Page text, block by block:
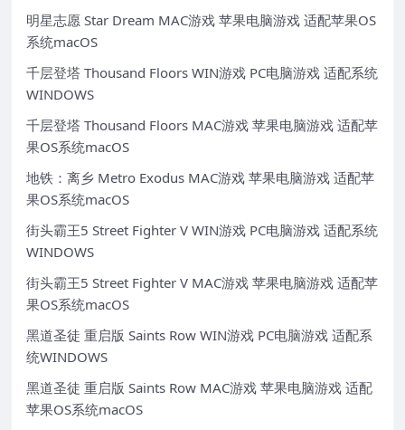
明星志愿 Star Dream MAC游戏 苹果电脑游戏 适配苹果OS
系统macOS
千层登塔 Thousand Floors WIN游戏 PC电脑游戏 适配系统
WINDOWS
千层登塔 Thousand Floors MAC游戏 苹果电脑游戏 适配苹
果OS系统macOS
地铁：离乡 Metro Exodus MAC游戏 苹果电脑游戏 适配苹
果OS系统macOS
街头霸王5 Street Fighter V WIN游戏 PC电脑游戏 适配系统
WINDOWS
街头霸王5 Street Fighter V MAC游戏 苹果电脑游戏 适配苹
果OS系统macOS
黑道圣徒 重启版 Saints Row WIN游戏 PC电脑游戏 适配系
统WINDOWS
黑道圣徒 重启版 Saints Row MAC游戏 苹果电脑游戏 适配
苹果OS系统macOS